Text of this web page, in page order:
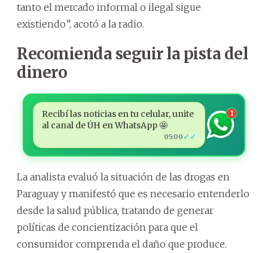
tanto el mercado informal o ilegal sigue
existiendo”, acotó a la radio.
Recomienda seguir la pista del
dinero
Recibí las noticias en tu celular, unite
al canal de ÚH en WhatsApp 🤩
05:00 ✓✓
1
La analista evaluó la situación de las drogas en
Paraguay y manifestó que es necesario entenderlo
desde la salud pública, tratando de generar
políticas de concientización para que el
consumidor comprenda el daño que produce.